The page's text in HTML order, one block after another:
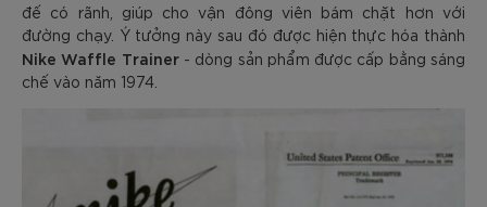
đế có rãnh, giúp cho vận đông viên bám chặt hơn với
đường chạy. Ý tưởng này sau đó được hiện thực hóa thành
Nike Waffle Trainer - dòng sản phẩm được cấp bằng sáng
chế vào năm 1974.